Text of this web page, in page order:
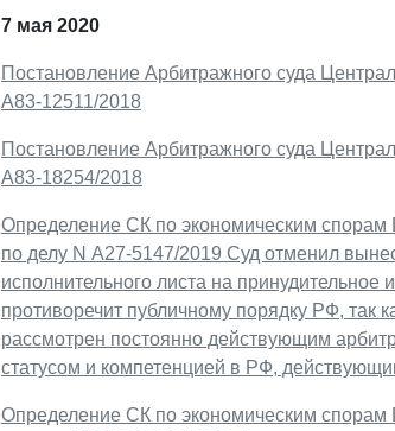
7 мая 2020
Постановление Арбитражного суда
А83-12511/2018
Постановление Арбитражного суда
А83-18254/2018
Определение СК по экономическим
по делу N А27-5147/2019 Суд отменил
исполнительного листа на принудительное
противоречит публичному порядку РФ, так
рассмотрен постоянно действующим
статусом и компетенцией в РФ,
Определение СК по экономическим